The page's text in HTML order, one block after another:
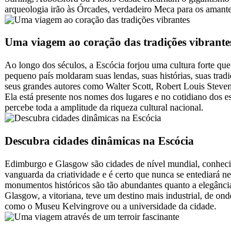
arqueologia irão às Órcades, verdadeiro Meca para os
Uma viagem ao coração das tradições
Ao longo dos séculos, a Escócia forjou uma cultura forte
pequeno país moldaram suas lendas, suas histórias, suas
seus grandes autores como Walter Scott, Robert Louis
Ela está presente nos nomes dos lugares e no cotidiano dos
percebe toda a amplitude da riqueza cultural nacional.
Descubra cidades dinâmicas na Escócia
Edimburgo e Glasgow são cidades de nível mundial,
vanguarda da criatividade e é certo que nunca se entediará
monumentos históricos são tão abundantes quanto a
Glasgow, a vitoriana, teve um destino mais industrial, de
como o Museu Kelvingrove ou a universidade da cidade.